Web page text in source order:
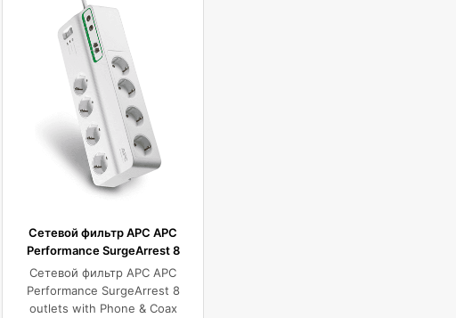
Сетевой фильтр APC APC
Performance SurgeArrest 8
outlets with Phone & Coax
Protection 230V Russia
Сетевой фильтр APC APC
Performance SurgeArrest 8
outlets with Phone & Coax